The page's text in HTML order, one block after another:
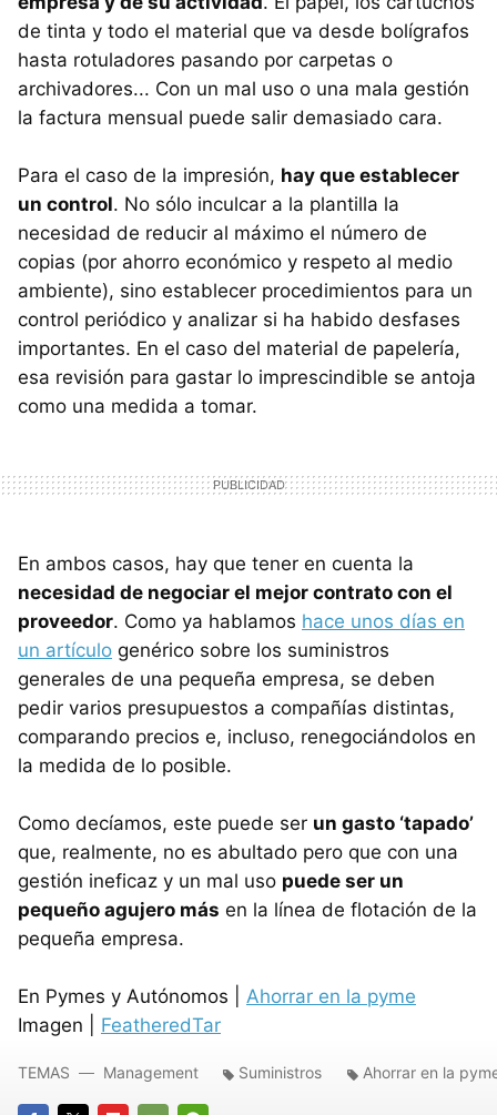
de tinta y todo el material que va desde bolígrafos
hasta rotuladores pasando por carpetas o
archivadores... Con un mal uso o una mala gestión
la factura mensual puede salir demasiado cara.
Para el caso de la impresión, hay que establecer
un control. No sólo inculcar a la plantilla la
necesidad de reducir al máximo el número de
copias (por ahorro económico y respeto al medio
ambiente), sino establecer procedimientos para un
control periódico y analizar si ha habido desfases
importantes. En el caso del material de papelería,
esa revisión para gastar lo imprescindible se antoja
como una medida a tomar.
En ambos casos, hay que tener en cuenta la
necesidad de negociar el mejor contrato con el
proveedor. Como ya hablamos hace unos días en
un artículo genérico sobre los suministros
generales de una pequeña empresa, se deben
pedir varios presupuestos a compañías distintas,
comparando precios e, incluso, renegociándolos en
la medida de lo posible.
Como decíamos, este puede ser un gasto ‘tapado’
que, realmente, no es abultado pero que con una
gestión ineficaz y un mal uso puede ser un
pequeño agujero más en la línea de flotación de la
pequeña empresa.
En Pymes y Autónomos | Ahorrar en la pyme
Imagen | FeatheredTar
TEMAS Management Suministros Ahorrar en la